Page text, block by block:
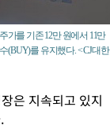
가를 기존 12만 원에서 11만
(BUY)를 유지했다. < CJ대한
은 지속되고 있지